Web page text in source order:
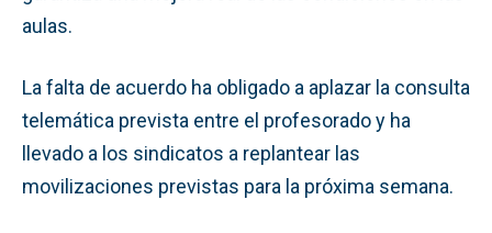
aulas.
La falta de acuerdo ha obligado a aplazar la consulta
telemática prevista entre el profesorado y ha
llevado a los sindicatos a replantear las
movilizaciones previstas para la próxima semana.